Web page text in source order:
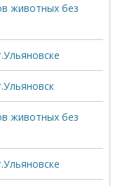
животных без
животных без